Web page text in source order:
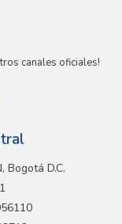
canales oficiales!
Bogotá D.C.